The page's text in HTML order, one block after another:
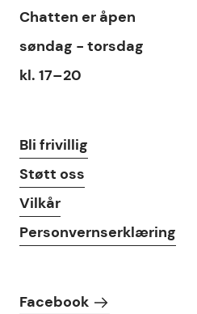
Chat
Chatten er åpen
søndag - torsdag
kl. 17–20
Lenker
Bli frivillig
Støtt oss
Vilkår
Personvernserklæring
Følg oss i sosiale medier
Facebook